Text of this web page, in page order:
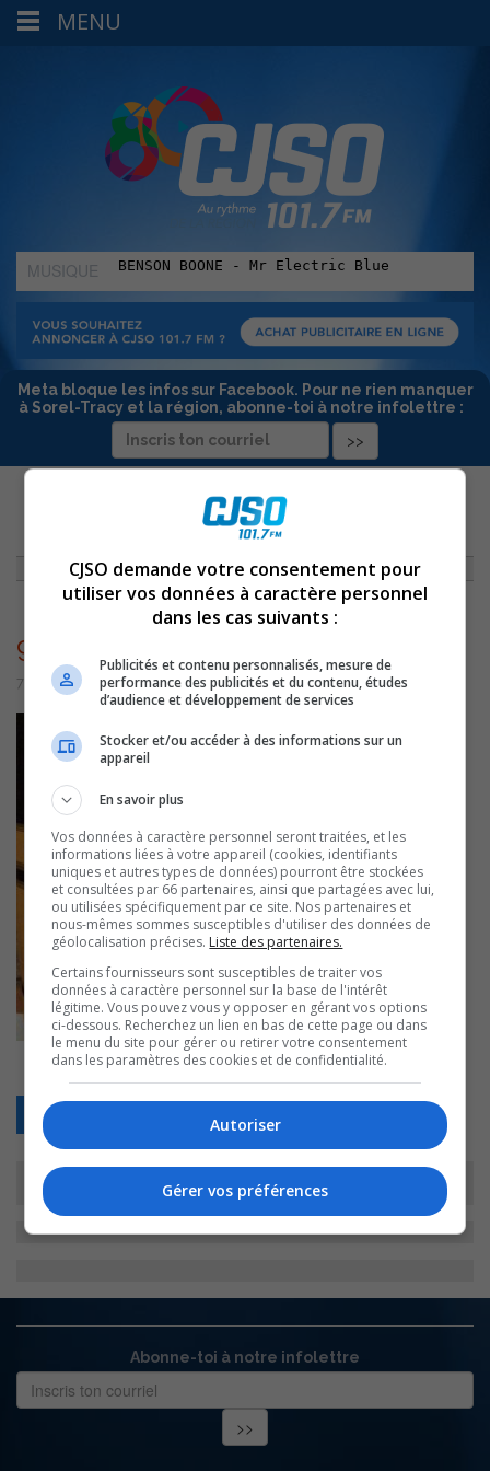
MUSIQUE
:
Meta bloque les infos sur Facebook. Pour ne rien manquer
à Sorel-Tracy et la région, abonne-toi à notre infolettre :
CAPSULE DU 18 SEPTEMBRE 2015
9855
7 juillet 2016 | Par admin
Abonne-toi à notre infolettre
MENU
CJSO demande votre consentement pour
utiliser vos données à caractère personnel
dans les cas suivants :
Publicités et contenu personnalisés, mesure de
performance des publicités et du contenu, études
d’audience et développement de services
Stocker et/ou accéder à des informations sur un
appareil
En savoir plus
Vos données à caractère personnel seront traitées, et les
informations liées à votre appareil (cookies, identifiants
uniques et autres types de données) pourront être stockées
et consultées par 66 partenaires, ainsi que partagées avec lui,
ou utilisées spécifiquement par ce site. Nos partenaires et
nous-mêmes sommes susceptibles d'utiliser des données de
géolocalisation précises. Liste des partenaires.
Certains fournisseurs sont susceptibles de traiter vos
données à caractère personnel sur la base de l'intérêt
légitime. Vous pouvez vous y opposer en gérant vos options
ci-dessous. Recherchez un lien en bas de cette page ou dans
le menu du site pour gérer ou retirer votre consentement
dans les paramètres des cookies et de confidentialité.
Autoriser
Gérer vos préférences